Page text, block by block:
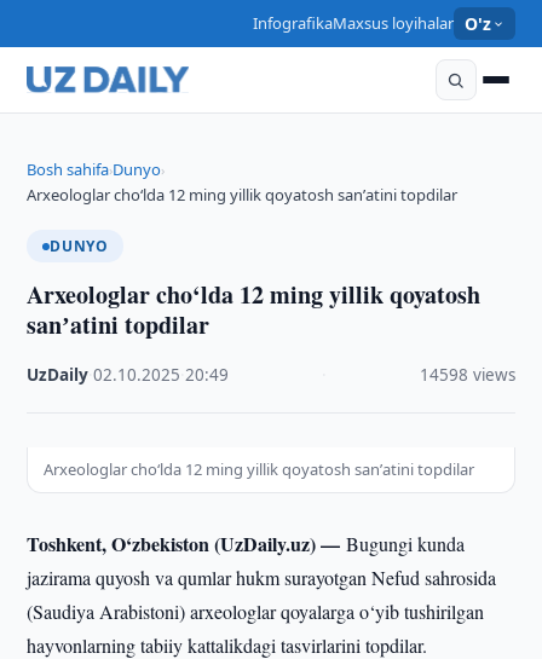
InfografikaMaxsus loyihalar O'z
Bosh sahifa›Dunyo›
Arxeologlar cho‘lda 12 ming yillik qoyatosh sanʼatini topdilar
DUNYO
Arxeologlar cho‘lda 12 ming yillik qoyatosh
sanʼatini topdilar
UzDaily ·02.10.2025 ·20:49 14598 views
Arxeologlar cho‘lda 12 ming yillik qoyatosh sanʼatini topdilar
Toshkent, O‘zbekiston (UzDaily.uz) —Bugungi kunda
jazirama quyosh va qumlar hukm surayotgan Nefud sahrosida
(Saudiya Arabistoni) arxeologlar qoyalarga o‘yib tushirilgan
hayvonlarning tabiiy kattalikdagi tasvirlarini topdilar.